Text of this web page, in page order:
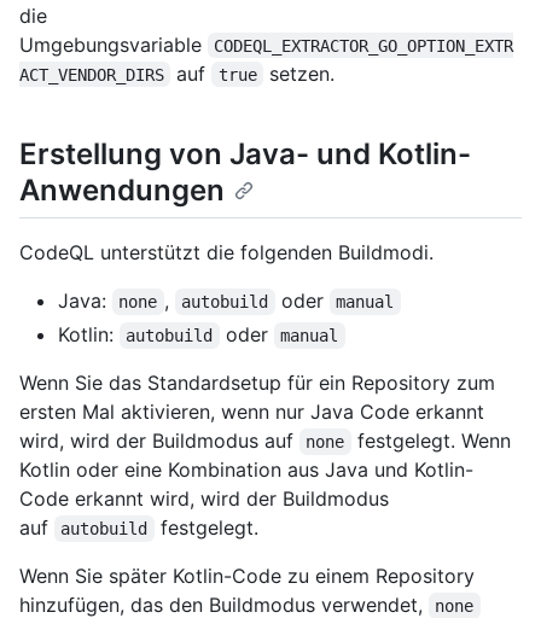
die
Umgebungsvariable
CODEQL_EXTRACTOR_GO_OPTION_EXTR
ACT_VENDOR_DIRS
auf true setzen.
Erstellung von Java- und Kotlin-
Anwendungen
CodeQL unterstützt die folgenden Buildmodi.
Java:
none , autobuild oder manual
Kotlin: autobuild oder manual
Wenn Sie das Standardsetup für ein Repository zum
ersten Mal aktivieren, wenn nur Java Code erkannt
wird, wird der Buildmodus auf
none
festgelegt. Wenn
Kotlin oder eine Kombination aus Java und Kotlin-
Code erkannt wird, wird der Buildmodus
auf
autobuild
festgelegt.
Wenn Sie später Kotlin-Code zu einem Repository
hinzufügen, das den Buildmodus verwendet,
none